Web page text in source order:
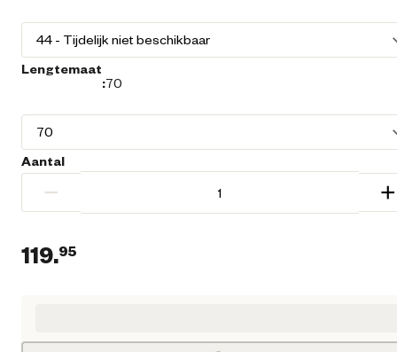
Lengtemaat
:70
Aantal
− +
119.95